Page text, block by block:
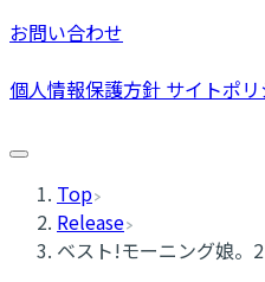
お問い合わせ
個人情報保護方針 サイトポリ
Top
Release
ベスト!モーニング娘。2